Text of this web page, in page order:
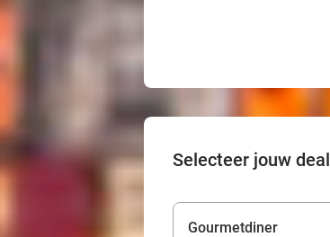
Selecteer jouw deal
Gourmetdiner